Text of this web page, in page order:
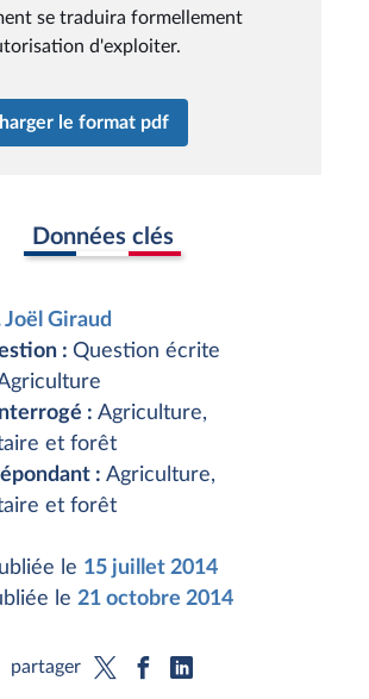
se traduira formellement
d'exploiter.
le format pdf
Données clés
Joël Giraud
: Question écrite
: Agriculture,
et forêt
: Agriculture,
et forêt
le 15 juillet 2014
le 21 octobre 2014
partager